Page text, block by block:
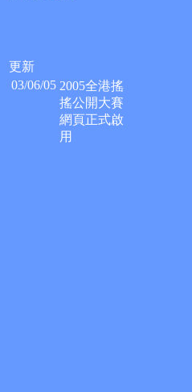
更新
03/06/05 2005全港搖
搖公開大賽
網頁正式啟
用